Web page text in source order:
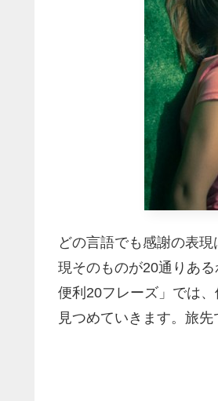
どの言語でも感謝の表
現そのものが20通りあ
便利20フレーズ」では
見つめていきます。旅